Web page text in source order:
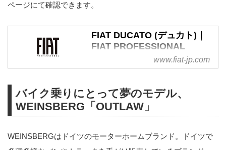
ページにて確認できます。
FIAT DUCATO (デュカト)｜
FIAT PROFESSIONAL
欧州で絶大なシェアを誇る
ト）』。一際目を引く洗練のイタ
リアンデザイン、幅広いカスタム
のような快適な乗り心地。さら
www.fiat-jp.com
バイク乗りにとって夢のモデル、
WEINSBERG「OUTLAW」
WEINSBERGはドイツのモーターホームブランド。ドイツで